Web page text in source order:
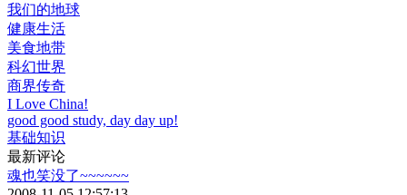
我们的地球
健康生活
美食地带
科幻世界
商界传奇
I Love China!
good good study, day day up!
基础知识
最新评论
魂也笑没了~~~~~~